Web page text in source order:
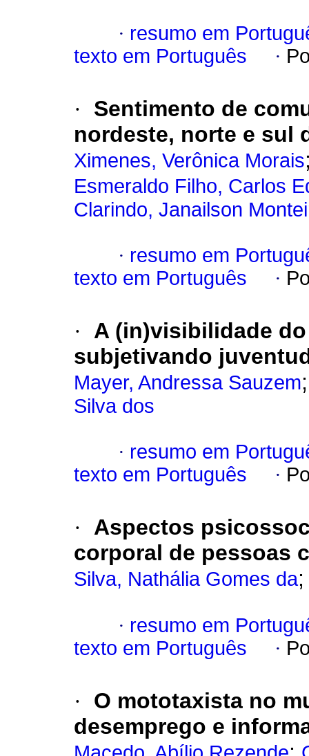
· resumo em
texto em Português
·
·
Sentimento de
nordeste, norte e sul
Ximenes, Verônica Morais
Esmeraldo Filho, Carlos
Clarindo, Janailson
· resumo em
texto em Português
·
·
A (in)visibilidade
subjetivando
Mayer, Andressa Sauzem
Silva dos
· resumo em
texto em Português
·
·
Aspectos
corporal de pessoas
Silva, Nathália Gomes da
· resumo em
texto em Português
·
·
O mototaxista no
desemprego e